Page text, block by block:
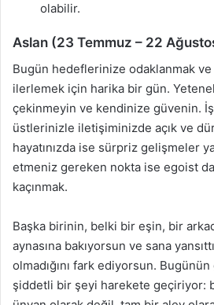
olabilir.
Aslan (23 Temmuz – 22
Bugün hedeflerinize odaklanmak
ilerlemek için harika bir gün.
çekinmeyin ve kendinize güvenin. İş
üstlerinizle iletişiminizde açık ve
hayatınızda ise sürpriz gelişmeler
etmeniz gereken nokta ise egoist
kaçınmak.
Başka birinin, belki bir eşin, bir
aynasına bakıyorsun ve sana
olmadığını fark ediyorsun.
şiddetli bir şeyi harekete geçiriyor: